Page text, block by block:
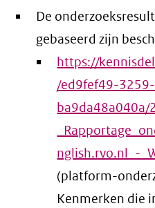
De
gebaseerd zijn
https://
/ed9fef49-
nglish.rvo.nl_-
(platform-
Kenmerken die